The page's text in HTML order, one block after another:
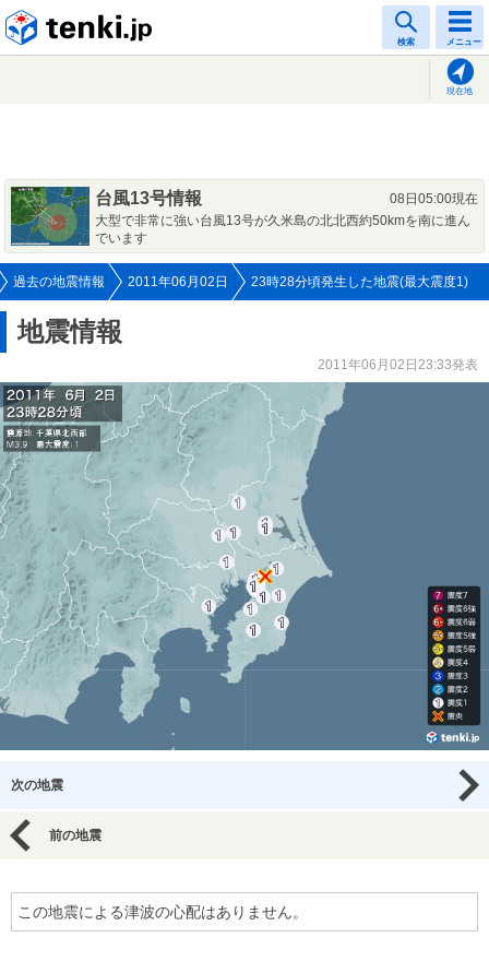
検索 メニュー
現在地
台風13号情報
08日05:00現在
大型で非常に強い台風13号が久米島の北北西約50kmを南に進ん
でいます
過去の地震情報 2011年06月02日 23時28分頃発生した地震(最大震度1)
地震情報
2011年06月02日23:33発表
次の地震
前の地震
この地震による津波の心配はありません。